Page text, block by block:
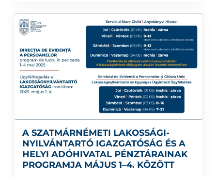
A SZATMÁRNÉMETI LAKOSSÁGI-
NYILVÁNTARTÓ IGAZGATÓSÁG ÉS A
HELYI ADÓHIVATAL PÉNZTÁRAINAK
PROGRAMJA MÁJUS 1–4. KÖZÖTT